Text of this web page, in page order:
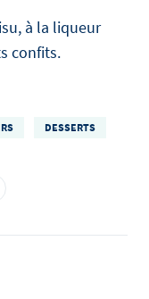
à la liqueur
confits.
DESSERTS